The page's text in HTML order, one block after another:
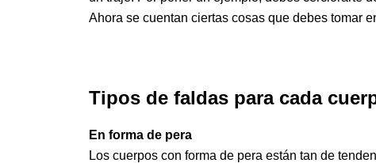
Ahora se cuentan ciertas cosas que debes tomar
Tipos de faldas para cada
En forma de pera
Los cuerpos con forma de pera están tan de